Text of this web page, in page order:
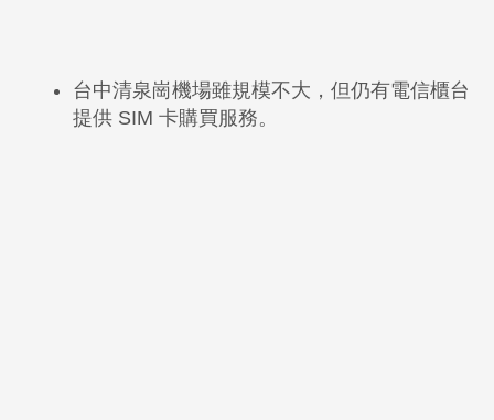
台中清泉崗機場雖規模不大，但仍有電信櫃台
提供 SIM 卡購買服務。